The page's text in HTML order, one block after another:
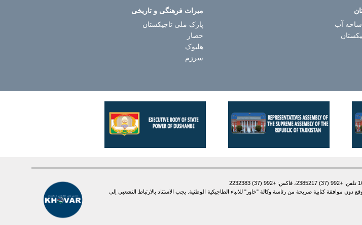
ساحه آب
میراث فرهنگی و تاریخی
پارک ملی تاجیکستان
حصار
هلبوک
سرزم
كتابية صريحة من رئاسة وكالة "خاور" للانباء الطاجيكية الوطنية. یجب الاستناد بالارتباط التشعبي إلى